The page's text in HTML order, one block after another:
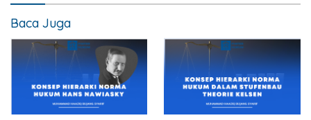
Baca Juga